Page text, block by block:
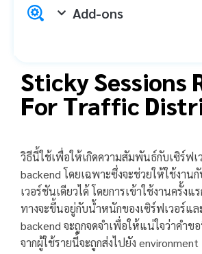
Add-ons
Sticky Sessions
For Traffic
วิธีนี้ใช้เพื่อให้เกิดความสัมพันธ์กับเซิร์ฟเ
backend โดยเฉพาะซึ่งจะช่วยให้ใช้งา
เวอร์ชันเดียวได้ โดยการเข้าใช้งานครั้งแ
ทางจะขึ้นอยู่กับน้ำหนักของเซิร์ฟเวอร์แล
backend จะถูกจดจำเพื่อให้แน่ใจว่าคำ
จากผู้ใช้รายนี้จะถูกส่งไปยัง environment